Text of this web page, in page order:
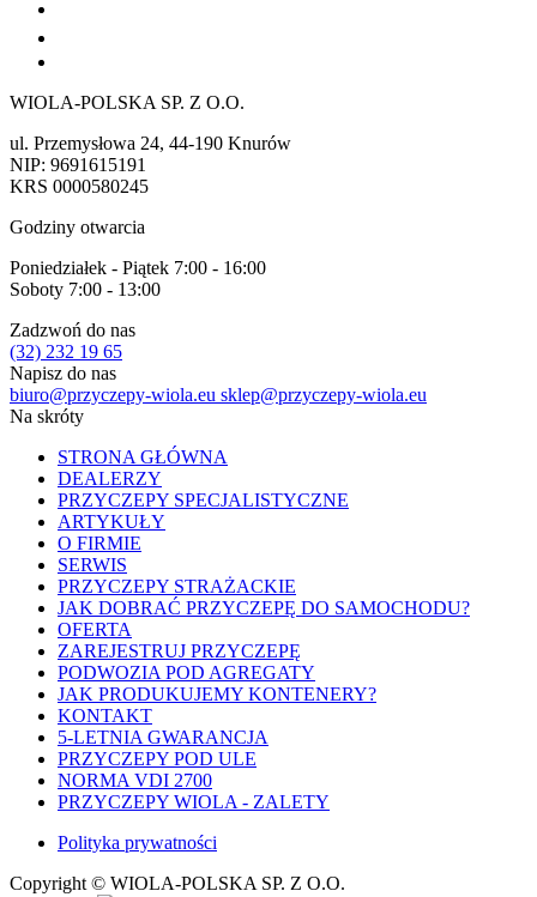
WIOLA-POLSKA SP. Z O.O.
ul. Przemysłowa 24, 44-190 Knurów
NIP: 9691615191
KRS 0000580245
Godziny otwarcia
Poniedziałek - Piątek 7:00 - 16:00
Soboty 7:00 - 13:00
Zadzwoń do nas
(32) 232 19 65
Napisz do nas
biuro@przyczepy-wiola.eu sklep@przyczepy-wiola.eu
Na skróty
STRONA GŁÓWNA
DEALERZY
PRZYCZEPY SPECJALISTYCZNE
ARTYKUŁY
O FIRMIE
SERWIS
PRZYCZEPY STRAŻACKIE
JAK DOBRAĆ PRZYCZEPĘ DO SAMOCHODU?
OFERTA
ZAREJESTRUJ PRZYCZEPĘ
PODWOZIA POD AGREGATY
JAK PRODUKUJEMY KONTENERY?
KONTAKT
5-LETNIA GWARANCJA
PRZYCZEPY POD ULE
NORMA VDI 2700
PRZYCZEPY WIOLA - ZALETY
Polityka prywatności
Copyright © WIOLA-POLSKA SP. Z O.O.